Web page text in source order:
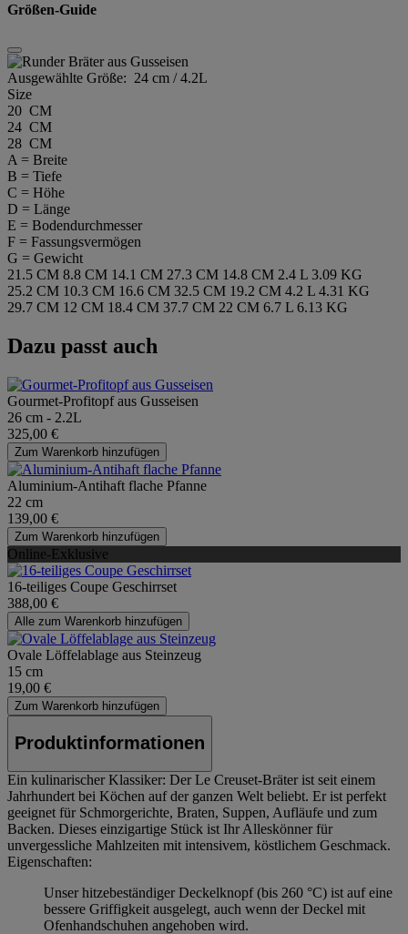
Größen-Guide
Ausgewählte Größe: 24 cm / 4.2L
Size
20 CM
24 CM
28 CM
A = Breite
B = Tiefe
C = Höhe
D = Länge
E = Bodendurchmesser
F = Fassungsvermögen
G = Gewicht
21.5 CM 8.8 CM 14.1 CM 27.3 CM 14.8 CM 2.4 L 3.09 KG
25.2 CM 10.3 CM 16.6 CM 32.5 CM 19.2 CM 4.2 L 4.31 KG
29.7 CM 12 CM 18.4 CM 37.7 CM 22 CM 6.7 L 6.13 KG
Dazu passt auch
Gourmet-Profitopf aus Gusseisen
26 cm - 2.2L
325,00 €
Zum Warenkorb hinzufügen
Aluminium-Antihaft flache Pfanne
22 cm
139,00 €
Zum Warenkorb hinzufügen
Online-Exklusive
16-teiliges Coupe Geschirrset
388,00 €
Alle zum Warenkorb hinzufügen
Ovale Löffelablage aus Steinzeug
15 cm
19,00 €
Zum Warenkorb hinzufügen
Produktinformationen
Ein kulinarischer Klassiker: Der Le Creuset-Bräter ist seit einem
Jahrhundert bei Köchen auf der ganzen Welt beliebt. Er ist perfekt
geeignet für Schmorgerichte, Braten, Suppen, Aufläufe und zum
Backen. Dieses einzigartige Stück ist Ihr Alleskönner für
unvergessliche Mahlzeiten mit intensivem, köstlichem Geschmack.
Eigenschaften:
Unser hitzebeständiger Deckelknopf (bis 260 °C) ist auf eine
bessere Griffigkeit ausgelegt, auch wenn der Deckel mit
Ofenhandschuhen angehoben wird.